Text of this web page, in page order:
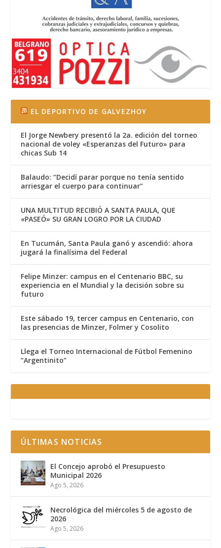
EL DEPORTIVO DE GALVEZHOY
El Jorge Newbery presentó la 2a. edición del torneo
nacional de voley «Esperanzas del Futuro» para
chicas Sub 14
Balaudo: “Decidí parar porque no tenía sentido
arriesgar el cuerpo para continuar”
UNA MULTITUD RECIBIÓ A SANTA PAULA, QUE
«PASEÓ» SU GRAN LOGRO POR LA CIUDAD
En Tucumán, Santa Paula ganó y ascendió: ahora
jugará la finalísima del Federal
Felipe Minzer: campus en el Centenario BBC, su
experiencia en el Mundial y la decisión sobre su
futuro
Este sábado 19, tercer campus en Centenario, con
las presencias de Minzer, Folmer y Cosolito
Llega el Torneo Internacional de Fútbol Femenino
“Argentinito”
ÚLTIMAS NOTICIAS
El Concejo aprobó el Presupuesto
Municipal 2026
Ago 5, 2026
Necrológica del miércoles 5 de agosto de
2026
Ago 5, 2026